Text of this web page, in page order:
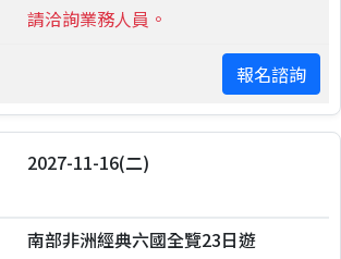
請洽詢業務人員。
報名諮詢
2027-11-16(二)
南部非洲經典六國全覽23日遊